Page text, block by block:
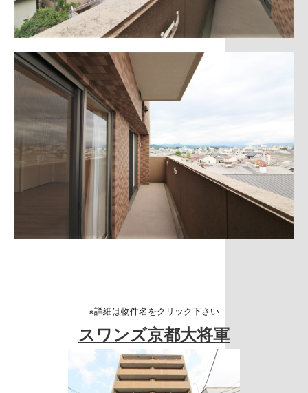
※詳細は物件名をクリック下さい
スワンズ京都大将軍